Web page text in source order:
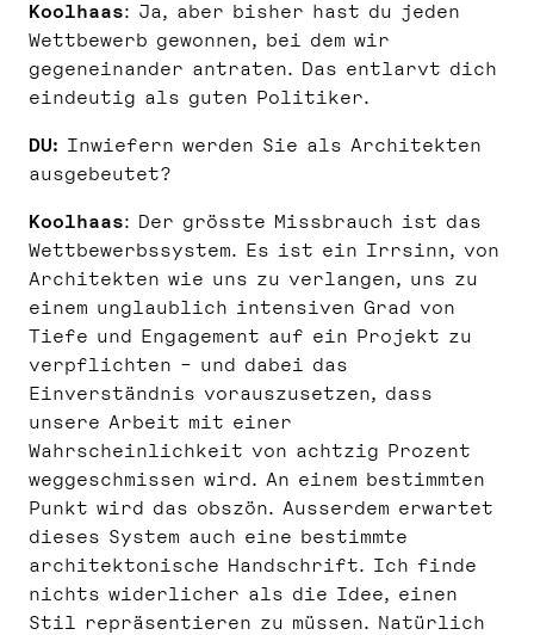
Koolhaas: Ja, aber bisher hast du jeden
Wettbewerb gewonnen, bei dem wir
gegeneinander antraten. Das entlarvt dich
eindeutig als guten Politiker.
DU: Inwiefern werden Sie als Architekten
ausgebeutet?
Koolhaas: Der grösste Missbrauch ist das
Wettbewerbssystem. Es ist ein Irrsinn, von
Architekten wie uns zu verlangen, uns zu
einem unglaublich intensiven Grad von
Tiefe und Engagement auf ein Projekt zu
verpflichten – und dabei das
Einverständnis vorauszusetzen, dass
unsere Arbeit mit einer
Wahrscheinlichkeit von achtzig Prozent
weggeschmissen wird. An einem bestimmten
Punkt wird das obszön. Ausserdem erwartet
dieses System auch eine bestimmte
architektonische Handschrift. Ich finde
nichts widerlicher als die Idee, einen
Stil repräsentieren zu müssen. Natürlich